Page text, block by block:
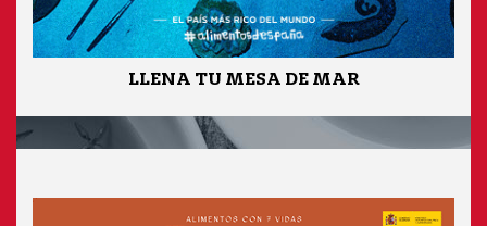
LLENA TU MESA DE MAR